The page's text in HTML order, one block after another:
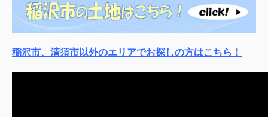
稲沢市、清須市以外のエリアでお探しの方はこちら！